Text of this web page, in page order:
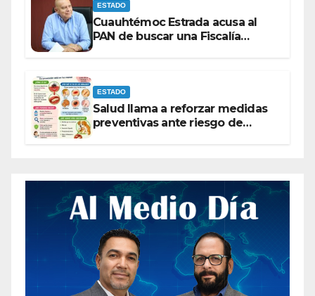
ESTADO
Cuauhtémoc Estrada acusa al
PAN de buscar una Fiscalía
ESTADO
Salud llama a reforzar medidas
preventivas ante riesgo de